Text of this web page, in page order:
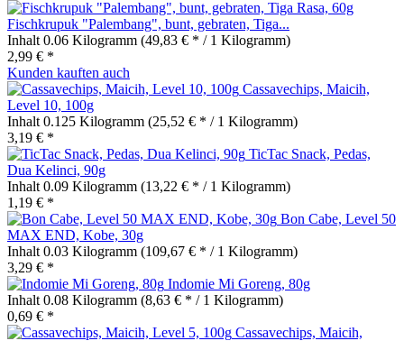
Fischkrupuk "Palembang", bunt, gebraten, Tiga...
Inhalt 0.06 Kilogramm (49,83 € * / 1 Kilogramm)
2,99 € *
Kunden kauften auch
Cassavechips, Maicih,
Level 10, 100g
Inhalt 0.125 Kilogramm (25,52 € * / 1 Kilogramm)
3,19 € *
TicTac Snack, Pedas,
Dua Kelinci, 90g
Inhalt 0.09 Kilogramm (13,22 € * / 1 Kilogramm)
1,19 € *
Bon Cabe, Level 50
MAX END, Kobe, 30g
Inhalt 0.03 Kilogramm (109,67 € * / 1 Kilogramm)
3,29 € *
Indomie Mi Goreng, 80g
Inhalt 0.08 Kilogramm (8,63 € * / 1 Kilogramm)
0,69 € *
Cassavechips, Maicih,